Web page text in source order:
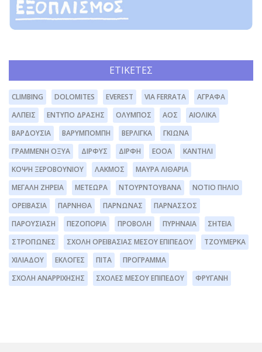
ΕΤΙΚΈΤΕΣ
CLIMBING DOLOMITES EVEREST VIA FERRATA
ΆΓΡΑΦΑ
ΆΛΠΕΙΣ
ΈΝΤΥΠΟ ΔΡΆΣΗΣ ΌΛΥΜΠΟΣ ΑΟΣ
ΑΙΟΛΙΚΆ
ΒΑΡΔΟΎΣΙΑ
ΒΑΡΥΜΠΌΜΠΗ ΒΕΡΛΊΓΚΑ
ΓΚΙΏΝΑ
ΓΡΑΜΜΈΝΗ ΟΞΥΆ
ΔΊΡΦΥΣ ΔΙΡΦΗ ΕΟΟΑ
ΚΑΝΤΉΛΙ
ΚΌΨΗ ΞΕΡΟΒΟΥΝΊΟΥ
ΛΆΚΜΟΣ
ΜΑΥΡΑ ΛΙΘΆΡΙΑ
ΜΕΓΆΛΗ ΖΉΡΕΙΑ
ΜΕΤΈΩΡΑ ΝΤΟΥΡΝΤΟΥΒΆΝΑ
ΝΌΤΙΟ ΠΉΛΙΟ
ΟΡΕΙΒΑΣΊΑ
ΠΆΡΝΗΘΑ ΠΆΡΝΩΝΑΣ
ΠΑΡΝΑΣΣΌΣ
ΠΑΡΟΥΣΊΑΣΗ
ΠΕΖΟΠΟΡΊΑ ΠΡΟΒΟΛΉ ΠΥΡΗΝΑΊΑ
ΣΗΤΕΊΑ
ΣΤΡΌΠΩΝΕΣ
ΣΧΟΛΉ ΟΡΕΙΒΑΣΊΑΣ ΜΈΣΟΥ ΕΠΙΠΈΔΟΥ
ΤΖΟΥΜΈΡΚΑ
ΧΙΛΙΑΔΟΎ
ΕΚΛΟΓΈΣ ΠΊΤΑ
ΠΡΌΓΡΑΜΜΑ
ΣΧΟΛΉ ΑΝΑΡΡΊΧΗΣΗΣ
ΣΧΟΛΕΣ ΜΕΣΟΥ ΕΠΙΠΕΔΟΥ ΦΡΥΓΑΝΗ